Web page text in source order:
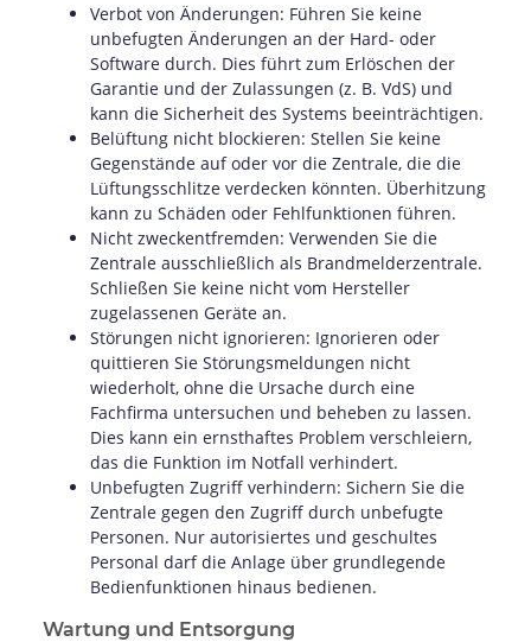
Verbot von Änderungen: Führen Sie keine
unbefugten Änderungen an der Hard- oder
Software durch. Dies führt zum Erlöschen der
Garantie und der Zulassungen (z. B. VdS) und
kann die Sicherheit des Systems beeinträchtigen.
Belüftung nicht blockieren: Stellen Sie keine
Gegenstände auf oder vor die Zentrale, die die
Lüftungsschlitze verdecken könnten. Überhitzung
kann zu Schäden oder Fehlfunktionen führen.
Nicht zweckentfremden: Verwenden Sie die
Zentrale ausschließlich als Brandmelderzentrale.
Schließen Sie keine nicht vom Hersteller
zugelassenen Geräte an.
Störungen nicht ignorieren: Ignorieren oder
quittieren Sie Störungsmeldungen nicht
wiederholt, ohne die Ursache durch eine
Fachfirma untersuchen und beheben zu lassen.
Dies kann ein ernsthaftes Problem verschleiern,
das die Funktion im Notfall verhindert.
Unbefugten Zugriff verhindern: Sichern Sie die
Zentrale gegen den Zugriff durch unbefugte
Personen. Nur autorisiertes und geschultes
Personal darf die Anlage über grundlegende
Bedienfunktionen hinaus bedienen.
Wartung und Entsorgung